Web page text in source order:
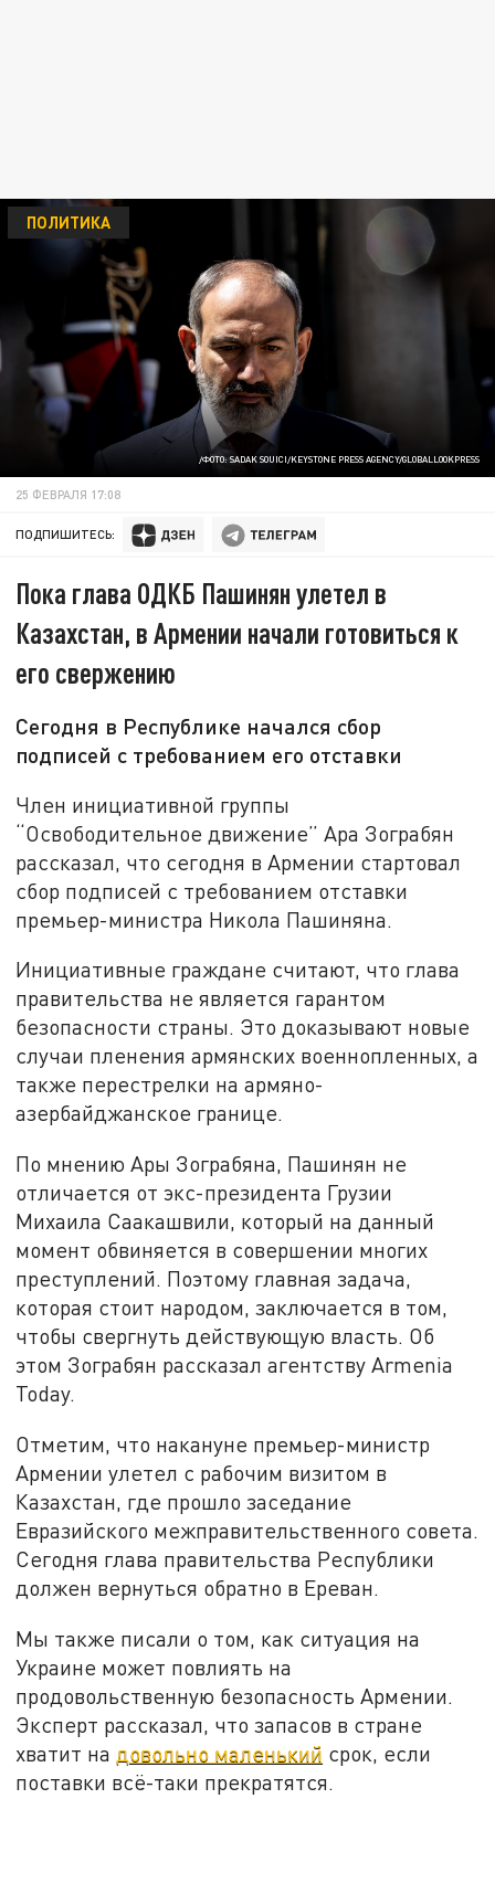
/ФОТО: SADAK SOUICI/KEYSTONE PRESS AGENCY/GLOBALLOOKPRESS
ПОЛИТИКА
25 ФЕВРАЛЯ 17:08
ПОДПИШИТЕСЬ:
Пока глава ОДКБ Пашинян улетел в
Казахстан, в Армении начали готовиться к
его свержению
Сегодня в Республике начался сбор
подписей с требованием его отставки
Член инициативной группы
“Освободительное движение” Ара Зограбян
рассказал, что сегодня в Армении стартовал
сбор подписей с требованием отставки
премьер-министра Никола Пашиняна.
Инициативные граждане считают, что глава
правительства не является гарантом
безопасности страны. Это доказывают новые
случаи пленения армянских военнопленных, а
также перестрелки на армяно-
азербайджанское границе.
По мнению Ары Зограбяна, Пашинян не
отличается от экс-президента Грузии
Михаила Саакашвили, который на данный
момент обвиняется в совершении многих
преступлений. Поэтому главная задача,
которая стоит народом, заключается в том,
чтобы свергнуть действующую власть. Об
этом Зограбян рассказал агентству Armenia
Today.
Отметим, что накануне премьер-министр
Армении улетел с рабочим визитом в
Казахстан, где прошло заседание
Евразийского межправительственного совета.
Сегодня глава правительства Республики
должен вернуться обратно в Ереван.
Мы также писали о том, как ситуация на
Украине может повлиять на
продовольственную безопасность Армении.
Эксперт рассказал, что запасов в стране
хватит на довольно маленький срок, если
поставки всё-таки прекратятся.